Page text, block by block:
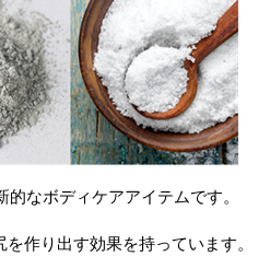
なボディケアアイテムです。
作り出す効果を持っています。